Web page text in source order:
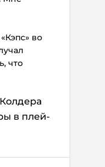
во
что
в плей-